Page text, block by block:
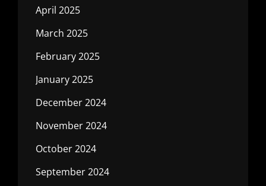
April 2025
March 2025
February 2025
January 2025
December 2024
November 2024
October 2024
September 2024